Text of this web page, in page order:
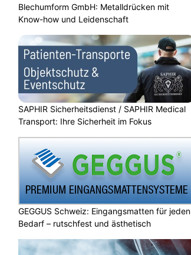
Blechumform GmbH: Metalldrücken mit
Know-how und Leidenschaft
SAPHIR Sicherheitsdienst / SAPHIR Medical
Transport: Ihre Sicherheit im Fokus
GEGGUS Schweiz: Eingangsmatten für jeden
Bedarf – rutschfest und ästhetisch